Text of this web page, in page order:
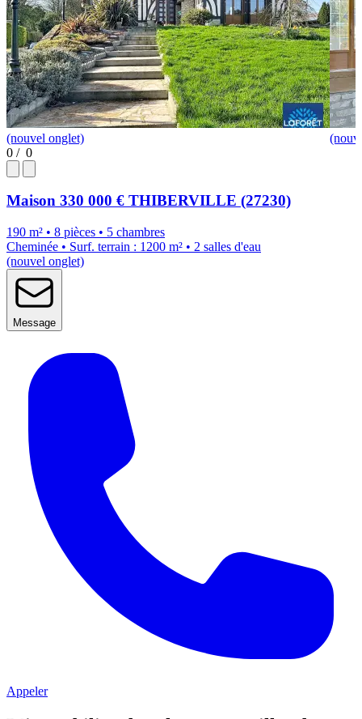
(nouvel onglet)
0 / 0
Maison 330 000 € THIBERVILLE (27230)
190 m² • 8 pièces • 5 chambres
Cheminée • Surf. terrain : 1200 m² • 2 salles d'eau
(nouvel onglet)
Message
Appeler